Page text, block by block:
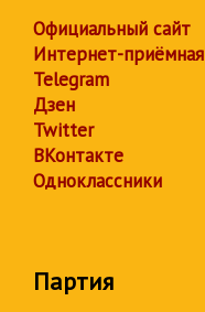
Официальный сайт
Интернет-приёмная
Telegram
Дзен
Twitter
ВКонтакте
Одноклассники
Партия